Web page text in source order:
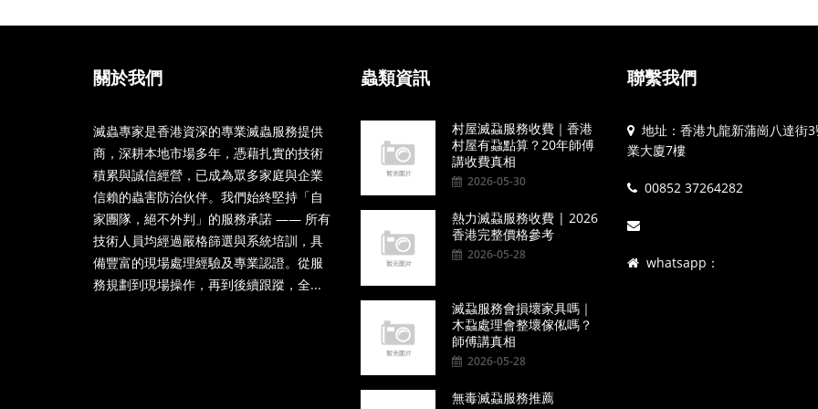
關於我們
滅蟲專家是香港資深的專業滅蟲服務提供
商，深耕本地市場多年，憑藉扎實的技術
積累與誠信經營，已成為眾多家庭與企業
信賴的蟲害防治伙伴。我們始終堅持「自
家團隊，絕不外判」的服務承諾 —— 所有
技術人員均經過嚴格篩選與系統培訓，具
備豐富的現場處理經驗及專業認證。從服
務規劃到現場操作，再到後續跟蹤，全...
蟲類資訊
村屋滅蝨服務收費｜香港
村屋有蝨點算？20年師傅
講收費真相
2026-05-30
熱力滅蝨服務收費 | 2026
香港完整價格參考
2026-05-28
滅蝨服務會損壞家具嗎｜
木蝨處理會整壞傢俬嗎？
師傅講真相
2026-05-28
無毒滅蝨服務推薦
聯繫我們
地址：香港九龍新蒲崗八達街
業大廈7樓
00852 37264282
whatsapp：